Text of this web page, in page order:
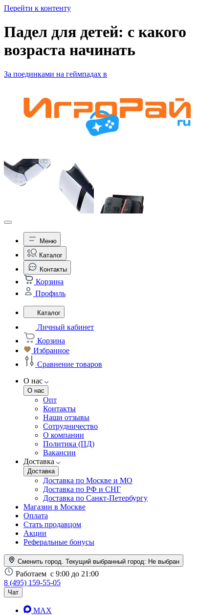
Перейти к контенту
Падел для детей: с какого
возраста начинать
За поединками на геймпадах в
Меню
Каталог
Контакты
Корзина
Профиль
Каталог
Личный кабинет
Корзина
Избранное
Сравнение товаров
О нас
О нас
Опт
Контакты
Наши отзывы
Сотрудничество
О компании
Политика (ПД)
Вакансии
Доставка
Доставка
Доставка по Москве и МО
Доставка по РФ и СНГ
Доставка по Санкт-Петербургу
Магазин в Москве
Оплата
Стать продавцом
Акции
Реферальные бонусы
Сменить город. Текущий выбранный город: Не выбран
Работаем с 9:00 до 21:00
8 (495) 159-55-05
Чат
MAX